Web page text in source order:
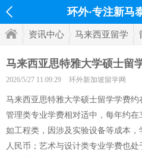
环外·专注新马
资讯中心 马来西亚留学
马来西亚思特雅大学硕士留
2026/5/27 11:09:29 环外新加坡留学网
马来西亚思特雅大学硕士留学学费约
管理类专业学费相对适中，每年约在
如工程类，因涉及实验设备等成本
人民币；艺术与设计类专业学费也